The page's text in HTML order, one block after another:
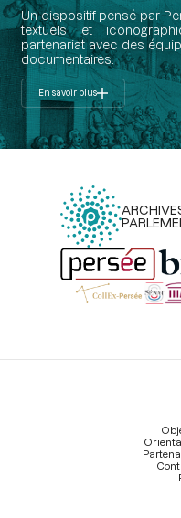
Un dispositif pensé par
textuels et
partenariat avec des
documentaires.
En savoir plus
Menu